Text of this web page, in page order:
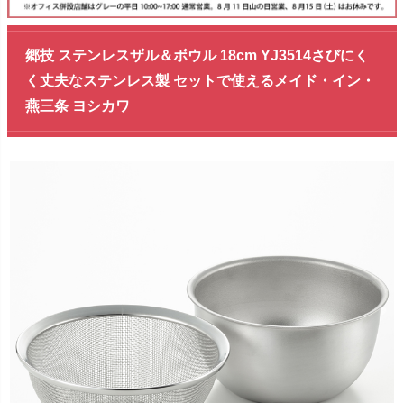
郷技 ステンレスザル＆ボウル 18cm YJ3514さびにく
く丈夫なステンレス製 セットで使えるメイド・イン・
燕三条 ヨシカワ